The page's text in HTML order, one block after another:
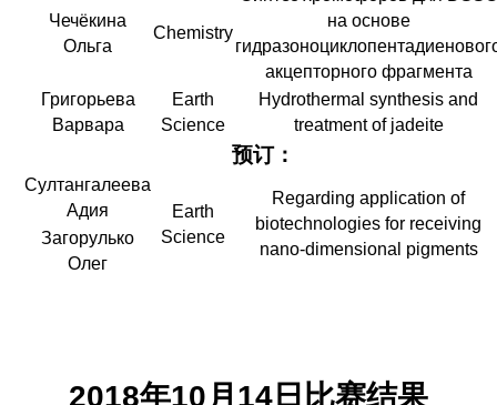
Чечёкина
Ольга
Chemistry
на основе
акцепторного фрагмента
Григорьева
Варвара
Earth
Science
Hydrothermal synthesis and
treatment of jadeite
预订：
Султангалеева
Адия
Earth
Science
Regarding application of
biotechnologies for receiving
nano-dimensional pigments
Загорулько
Олег
2018年10月14日比赛结果